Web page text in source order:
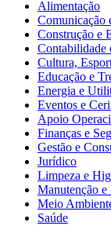
Alimentação
Comunicação
Construção e
Contabilidade
Cultura,
Educação e
Energia e
Eventos e
Apoio
Finanças e
Gestão e
Jurídico
Limpeza e
Manutenção e
Meio
Saúde